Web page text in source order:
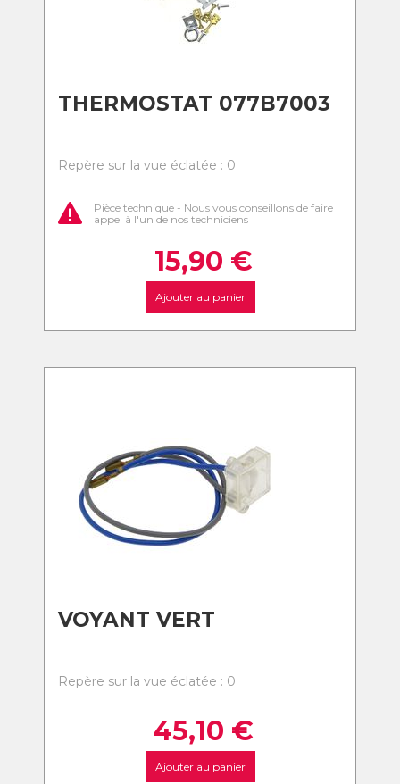
THERMOSTAT 077B7003
Repère sur la vue éclatée : 0
Pièce technique - Nous vous conseillons de faire
appel à l'un de nos techniciens
15,90 €
Ajouter au panier
VOYANT VERT
Repère sur la vue éclatée : 0
45,10 €
Ajouter au panier